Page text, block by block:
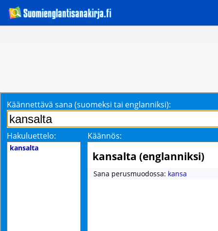
Käännettävä sana (suomeksi tai englanniksi):
Hakuluettelo: Käännös:
kansalta
kansalta (englanniksi)
Sana perusmuodossa: kansa